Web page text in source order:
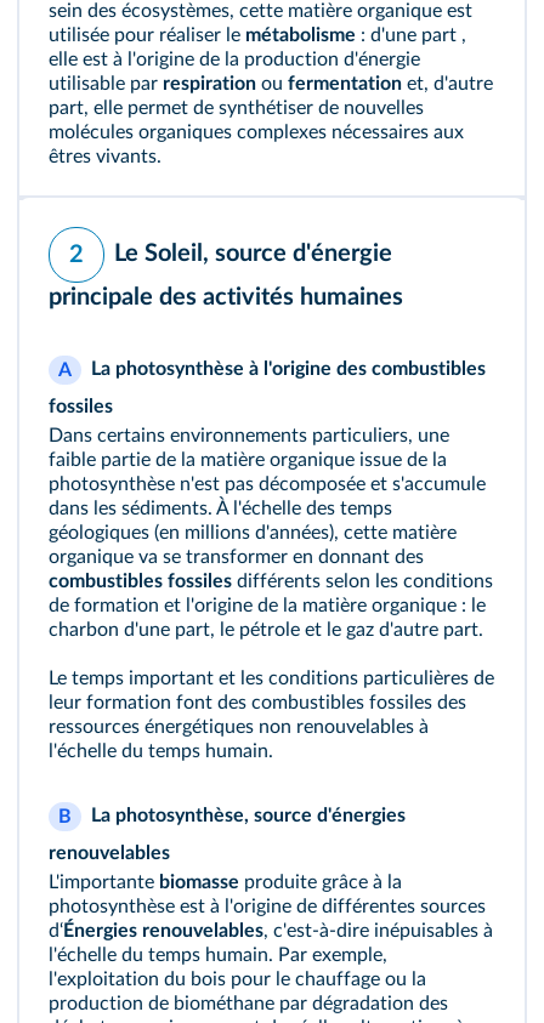
sein des écosystèmes, cette matière organique est
utilisée pour réaliser le métabolisme : d'une part ,
elle est à l'origine de la production d'énergie
utilisable par respiration ou fermentation et, d'autre
part, elle permet de synthétiser de nouvelles
molécules organiques complexes nécessaires aux
êtres vivants.
2
Le Soleil, source d'énergie
principale des activités humaines
A
La photosynthèse à l'origine des combustibles
fossiles
Dans certains environnements particuliers, une
faible partie de la matière organique issue de la
photosynthèse n'est pas décomposée et s'accumule
dans les sédiments. À l'échelle des temps
géologiques (en millions d'années), cette matière
organique va se transformer en donnant des
combustibles fossiles différents selon les conditions
de formation et l'origine de la matière organique : le
charbon d'une part, le pétrole et le gaz d'autre part.
Le temps important et les conditions particulières de
leur formation font des combustibles fossiles des
ressources énergétiques non renouvelables à
l'échelle du temps humain.
B
La photosynthèse, source d'énergies
renouvelables
L'importante biomasse produite grâce à la
photosynthèse est à l'origine de différentes sources
d‘Énergies renouvelables, c'est-à-dire inépuisables à
l'échelle du temps humain. Par exemple,
l'exploitation du bois pour le chauffage ou la
production de biométhane par dégradation des